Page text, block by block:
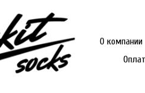
О компании